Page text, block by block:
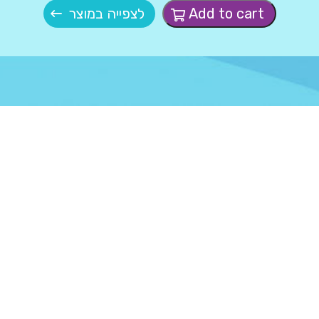
Add to cart לצפייה במוצר